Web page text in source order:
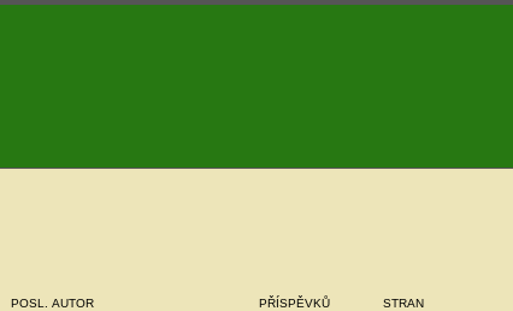
POSL. AUTOR PŘÍSPĚVKŮ STRAN